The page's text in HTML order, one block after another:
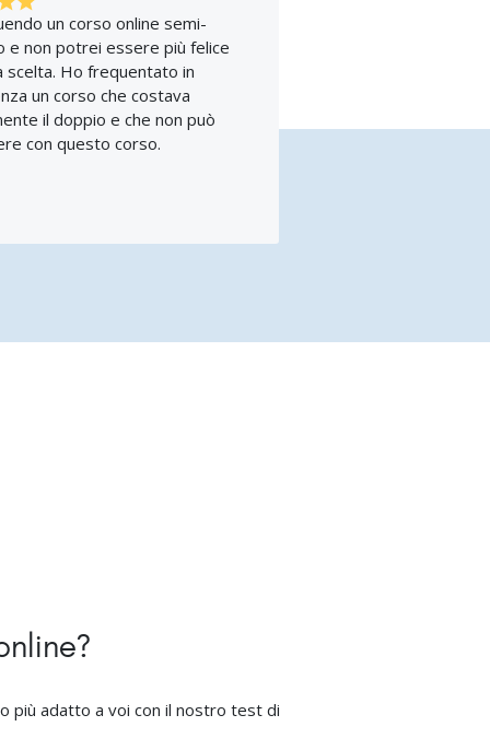
un corso online semi-
e non potrei essere più felice
scelta. Ho frequentato in
un corso che costava
il doppio e che non può
con questo corso.
più adatto a voi con il nostro test di